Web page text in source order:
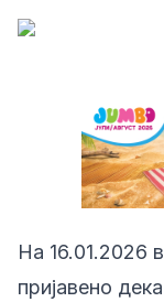
На 16.01.2026
пријавено